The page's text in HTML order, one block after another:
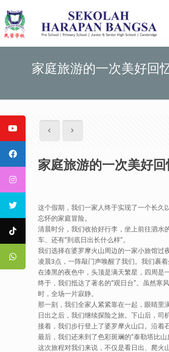
家庭旅游的一次美好回
家庭旅游的一次美好回
这个假期，我们一家人终于实现了一个长久
忘怀的家庭冒险。
清晨时分，我们收拾好行李，坐上前往泗水
车、还有“到底日出长什么样”。
我们选择在婆罗摩火山周边的一家小旅馆过
凌晨3点，一阵敲门声唤醒了我们。我们裹
在漆黑的夜色中，头顶是满天繁星，四周是
终于，我们抵达了著名的“观日台”。虽然寒
时，全场一片寂静。
那一刻，我们全家人紧紧靠在一起，眼睛里
日出之后，我们继续探险之旅。下山后，司
接着，我们步行登上了婆罗摩火山口。沿着
最后，我们还来到了色彩斑斓的“泰勒塔比
这次旅程对我们来说，不仅是看日出、爬火